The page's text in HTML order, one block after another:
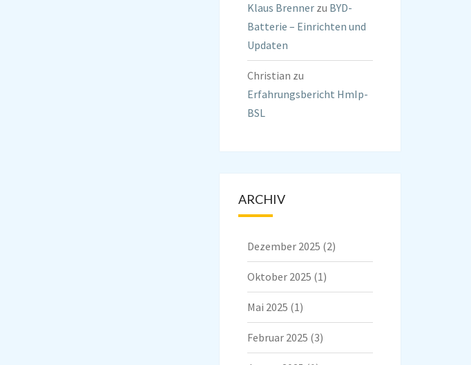
Klaus Brennerzu BYD-
Batterie – Einrichten und
Updaten
Christian zu
Erfahrungsbericht HmIp-
BSL
ARCHIV
Dezember 2025 (2)
Oktober 2025 (1)
Mai 2025 (1)
Februar 2025 (3)